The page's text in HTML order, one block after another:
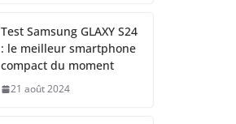
Test Samsung GLAXY S24
: le meilleur smartphone
compact du moment
21 août 2024